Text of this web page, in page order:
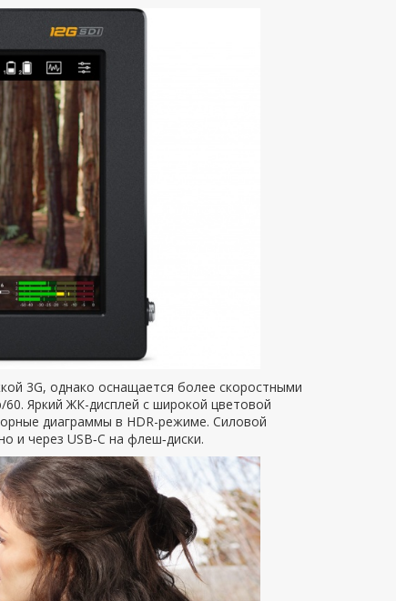
3G, однако оснащается более скоростными
Яркий ЖК-дисплей с широкой цветовой
диаграммы в HDR-режиме. Силовой
и через USB‑C на флеш‑диски.